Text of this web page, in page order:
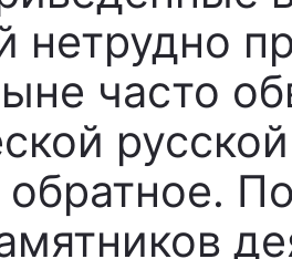
нетрудно
часто
обратное.